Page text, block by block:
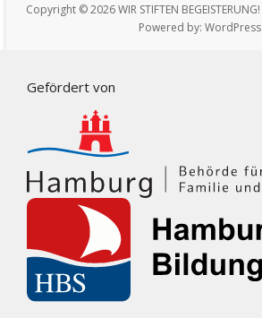
Copyright © 2026WIR STIFTEN BEGEISTERUNG!
Powered by:WordPress
Gefördert von